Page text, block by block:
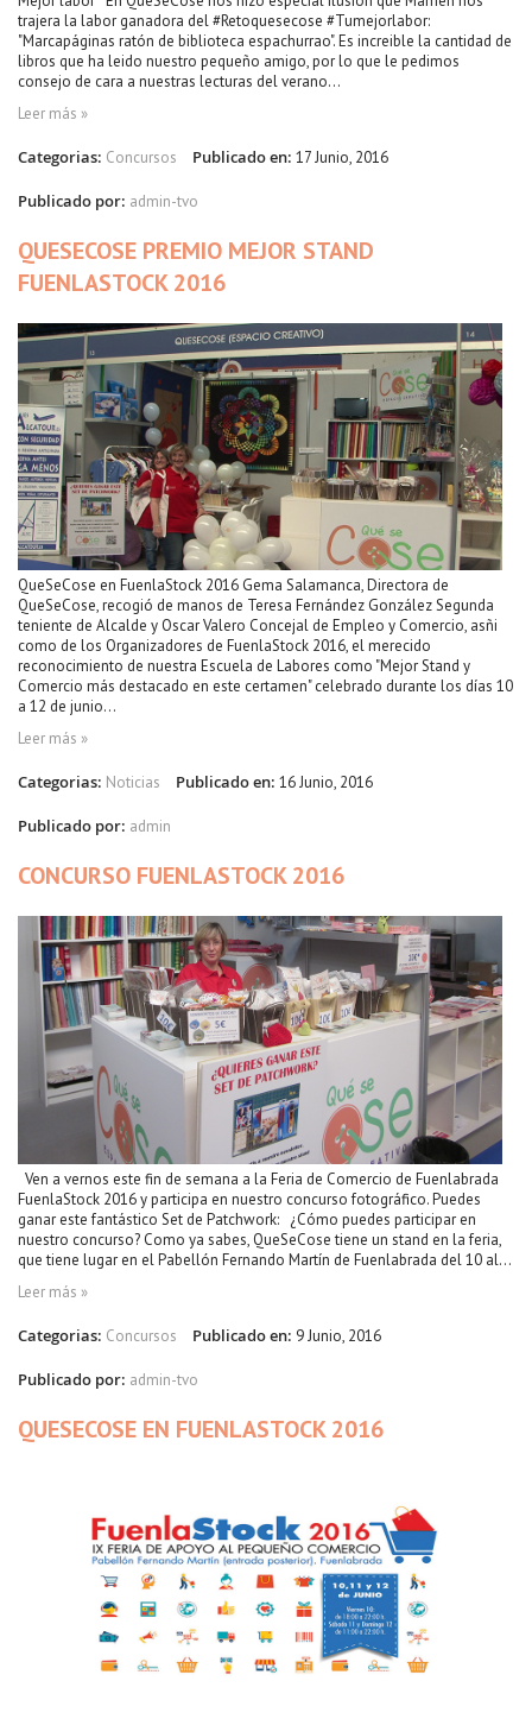
trajera la labor ganadora del #Retoquesecose #Tumejorlabor:
"Marcapáginas ratón de biblioteca espachurrao". Es increible la cantidad de
libros que ha leido nuestro pequeño amigo, por lo que le pedimos
consejo de cara a nuestras lecturas del verano...
Leer más »
Categorias: Concursos Publicado en: 17 Junio, 2016
Publicado por: admin-tvo
QUESECOSE PREMIO MEJOR STAND
FUENLASTOCK 2016
QueSeCose en FuenlaStock 2016 Gema Salamanca, Directora de
QueSeCose, recogió de manos de Teresa Fernández González Segunda
teniente de Alcalde y Oscar Valero Concejal de Empleo y Comercio, asñi
como de los Organizadores de FuenlaStock 2016, el merecido
reconocimiento de nuestra Escuela de Labores como "Mejor Stand y
Comercio más destacado en este certamen" celebrado durante los días 10
a 12 de junio...
Leer más »
Categorias: Noticias Publicado en: 16 Junio, 2016
Publicado por: admin
CONCURSO FUENLASTOCK 2016
Ven a vernos este fin de semana a la Feria de Comercio de Fuenlabrada
FuenlaStock 2016 y participa en nuestro concurso fotográfico. Puedes
ganar este fantástico Set de Patchwork: ¿Cómo puedes participar en
nuestro concurso? Como ya sabes, QueSeCose tiene un stand en la feria,
que tiene lugar en el Pabellón Fernando Martín de Fuenlabrada del 10 al...
Leer más »
Categorias: Concursos Publicado en: 9 Junio, 2016
Publicado por: admin-tvo
QUESECOSE EN FUENLASTOCK 2016